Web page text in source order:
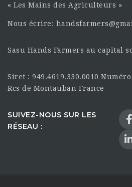
« Les Mains des Agriculteurs »
Nous écrire:
Sasu Hands Farmers au capital
Siret : 949.4619.330.0010 Numéro
Rcs de Montauban France
SUIVEZ-NOUS SUR LES
RÉSEAU :